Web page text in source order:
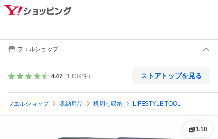
フエルショップ
4.47（ 1,839件） ストアトップを見る
フエルショップ 収納用品 机周り収納 LIFESTYLE TOOL
1/10